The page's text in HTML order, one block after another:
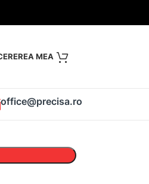
office@precisa.ro